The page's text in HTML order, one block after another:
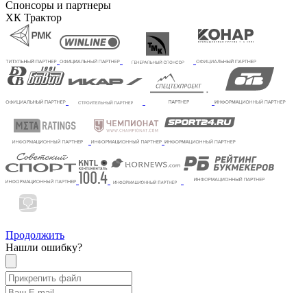
Спонсоры и партнеры
ХК Трактор
Продолжить
Нашли ошибку?